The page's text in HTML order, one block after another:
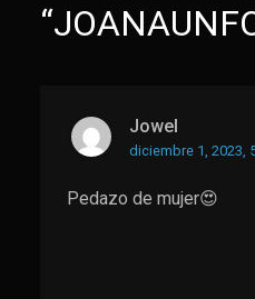
Jowel
diciembre 1, 2023,
Pedazo de mujer😍